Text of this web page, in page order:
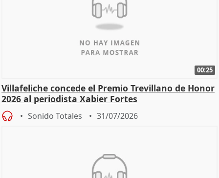
00:25
Villafeliche concede el Premio Trevillano de Honor
2026 al periodista Xabier Fortes
Sonido Totales 31/07/2026